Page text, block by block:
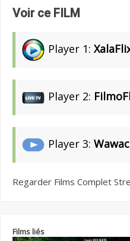
Voir ce FILM
Player 1:
Player 2:
Player 3:
Regarder Films Complet
Films liés